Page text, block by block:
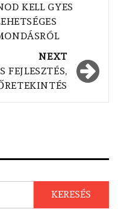
KELL GYES
NEXT
FEJLESZTÉS,